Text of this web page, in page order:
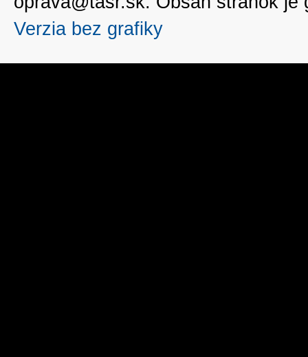
Verzia bez grafiky